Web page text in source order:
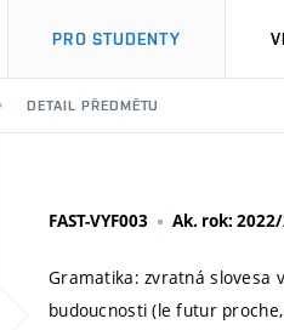
PRO STUDENTY
DETAIL PŘEDMĚTU
FAST-VYF003 Ak. rok:
Gramatika: zvratná slovesa
budoucnosti (le futur